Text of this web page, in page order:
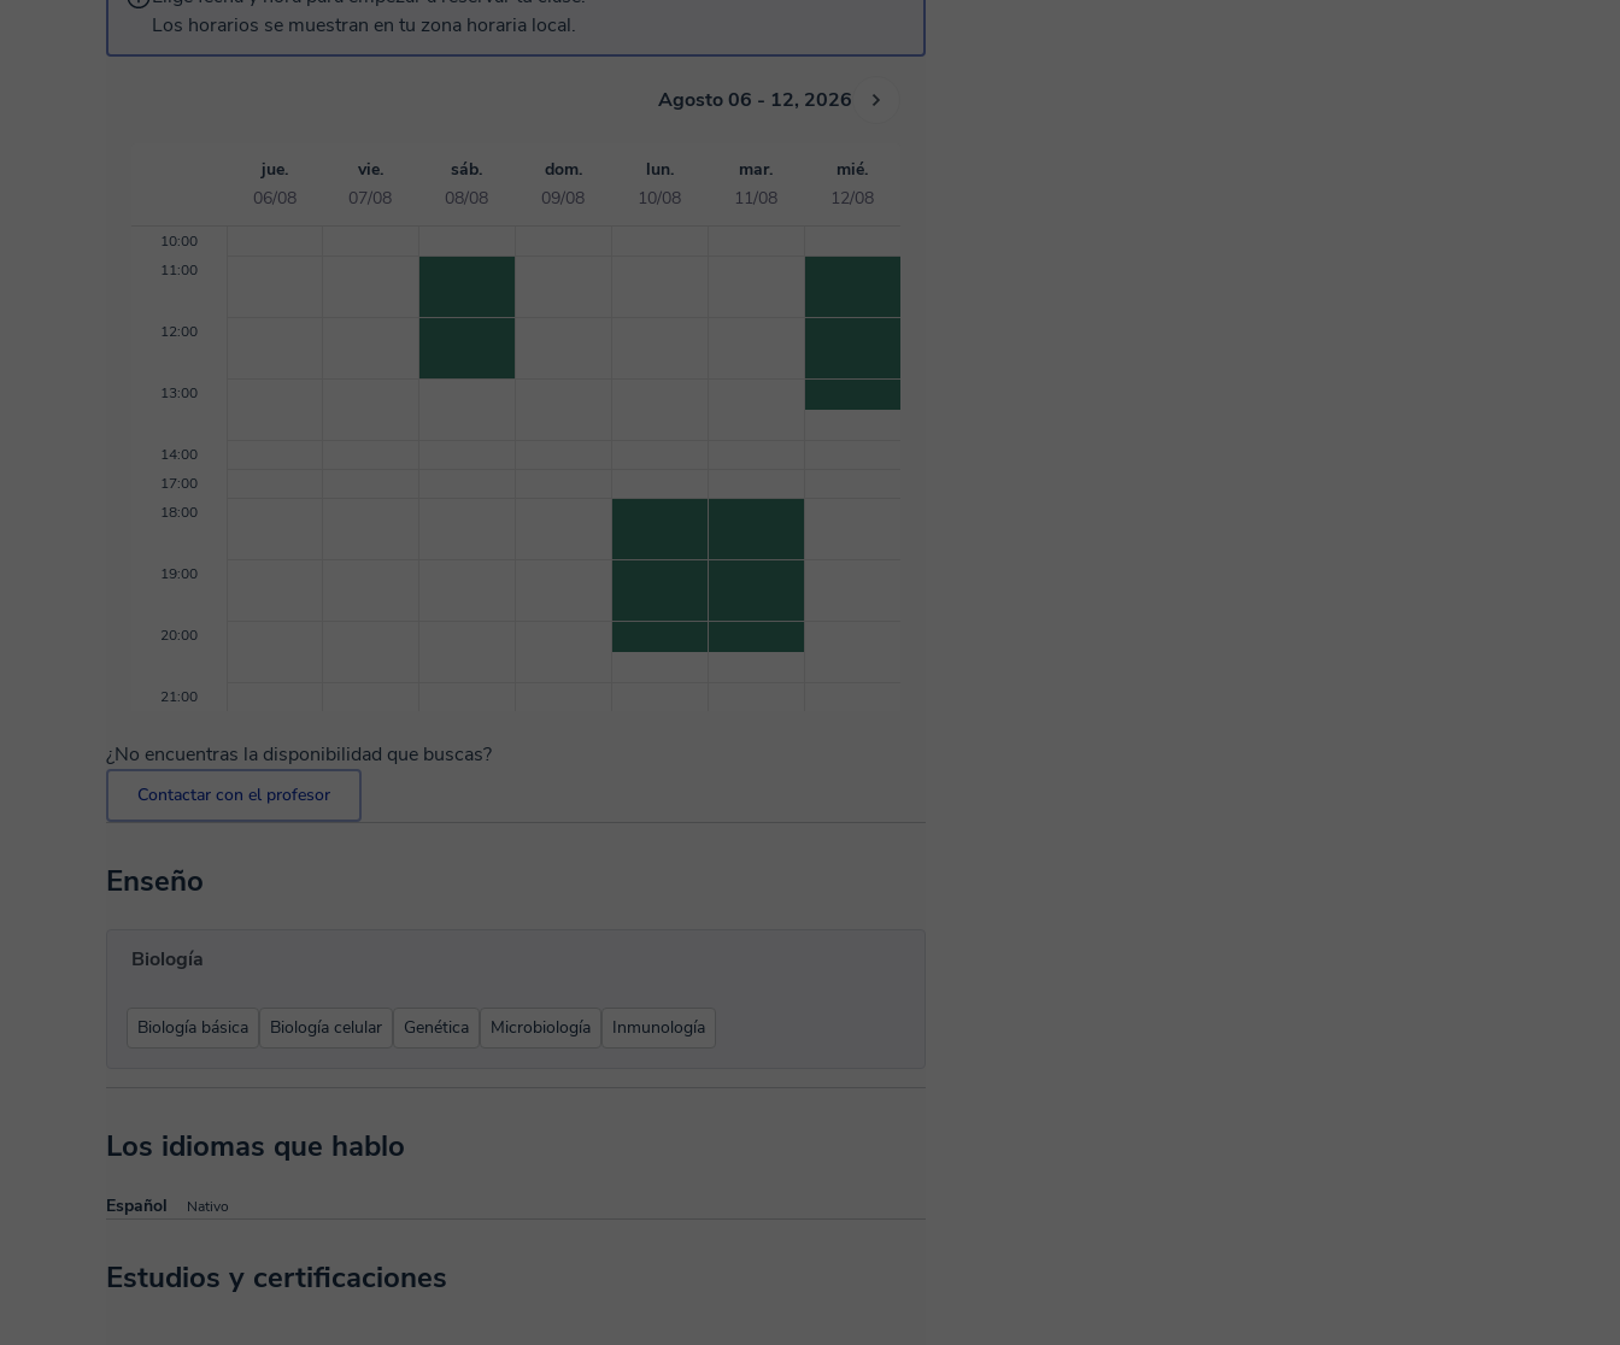
Los horarios se muestran en tu zona horaria local.
Agosto 06 - 12, 2026
jue.
06/08
vie.
07/08
sáb.
08/08
dom.
09/08
lun.
10/08
mar.
11/08
mié.
12/08
10:00
11:00
12:00
13:00
14:00
17:00
18:00
19:00
20:00
21:00
¿No encuentras la disponibilidad que buscas?
Contactar con el profesor
Enseño
Biología
Biología básica Biología celular Genética Microbiología Inmunología
Los idiomas que hablo
Español Nativo
Estudios y certificaciones